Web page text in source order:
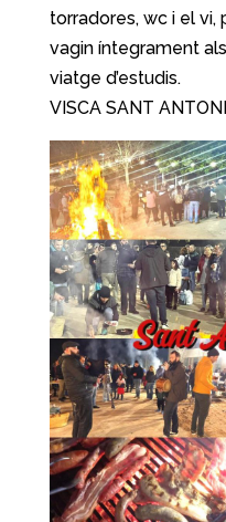
torradores, wc i el
vagin íntegrament
viatge d’estudis.
VISCA SANT